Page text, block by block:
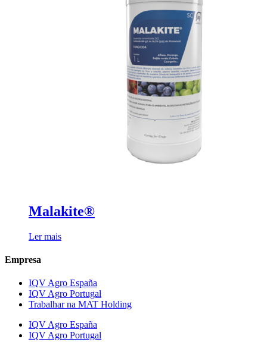
Malakite®
Ler mais
Empresa
IQV Agro España
IQV Agro Portugal
Trabalhar na MAT Holding
IQV Agro España
IQV Agro Portugal